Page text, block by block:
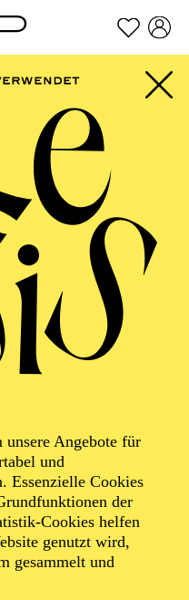
Footer springen
Angebote für
und
Essenzielle Cookies
der
Cookies helfen
genutzt wird,
gesammelt und
Di
1994 in Zürich, ist freie
zur
sie zunächst als
im Team von „The
an
sie u. a. die
„Hänsel und
2023 zu den
Theater Berlin
wurde. Für diese
in der
heute(Saison